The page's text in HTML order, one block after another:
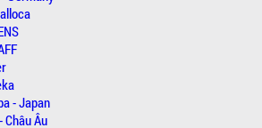
- Japan
Châu Âu